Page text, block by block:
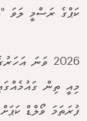
ކަޕްގެ ރަސްމީ ލަވަ
2026 ވަނަ
މިއީ ތިން
ފުރަތަމަ ވޯލްޑް